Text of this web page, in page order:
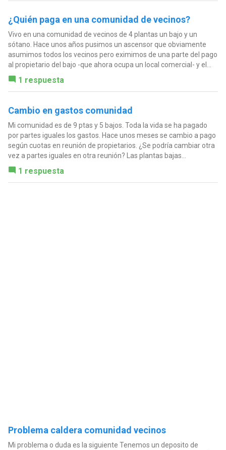
¿Quién paga en una comunidad de vecinos?
Vivo en una comunidad de vecinos de 4 plantas un bajo y un
sótano. Hace unos años pusimos un ascensor que obviamente
asumimos todos los vecinos pero eximimos de una parte del pago
al propietario del bajo -que ahora ocupa un local comercial- y el...
1 respuesta
Cambio en gastos comunidad
Mi comunidad es de 9 ptas y 5 bajos. Toda la vida se ha pagado
por partes iguales los gastos. Hace unos meses se cambio a pago
según cuotas en reunión de propietarios. ¿Se podría cambiar otra
vez a partes iguales en otra reunión? Las plantas bajas...
1 respuesta
Problema caldera comunidad vecinos
Mi problema o duda es la siguiente Tenemos un deposito de